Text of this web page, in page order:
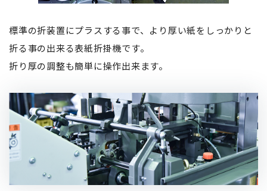
標準の折装置にプラスする事で、より厚い紙をしっかりと
折る事の出来る表紙折掛機です。
折り厚の調整も簡単に操作出来ます。